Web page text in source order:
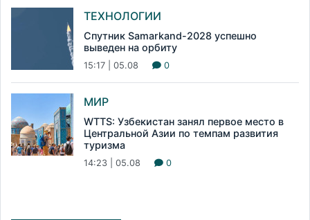
ТЕХНОЛОГИИ
Спутник Samarkand-2028 успешно
выведен на орбиту
15:17 | 05.08 0
МИР
WTTS: Узбекистан занял первое место в
Центральной Азии по темпам развития
туризма
14:23 | 05.08 0